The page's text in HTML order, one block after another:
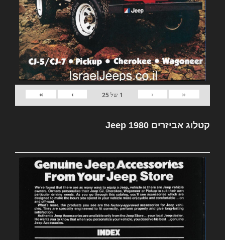
«
‹
1 של25
›
»
קטלוג אביזרים Jeep 1980